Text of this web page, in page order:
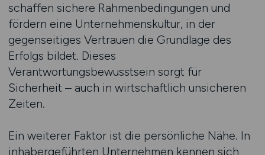
schaffen sichere Rahmenbedingungen und
fördern eine Unternehmenskultur, in der
gegenseitiges Vertrauen die Grundlage des
Erfolgs bildet. Dieses
Verantwortungsbewusstsein sorgt für
Sicherheit – auch in wirtschaftlich unsicheren
Zeiten.
Ein weiterer Faktor ist die persönliche Nähe. In
inhabergeführten Unternehmen kennen sich